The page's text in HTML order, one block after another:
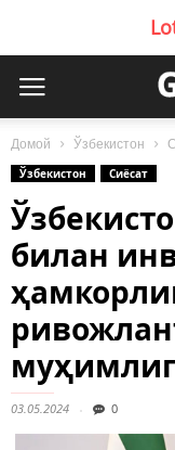
Домой Ўзбекистон
Ўзбекистон
Сиёсат
билан
03.05.2024 0